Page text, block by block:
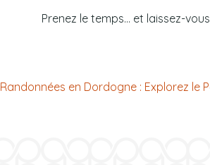
Prenez le temps… et laissez-
Randonnées en Dordogne : Explorez le